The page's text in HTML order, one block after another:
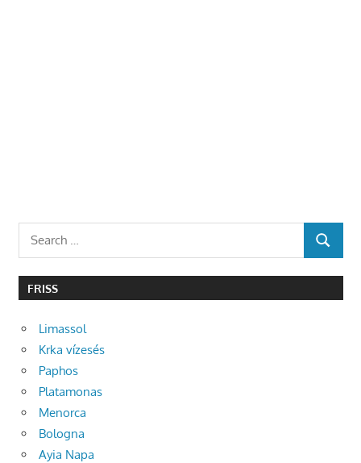
Search
SEARCH
FRISS
Limassol
Krka vízesés
Paphos
Platamonas
Menorca
Bologna
Ayia Napa